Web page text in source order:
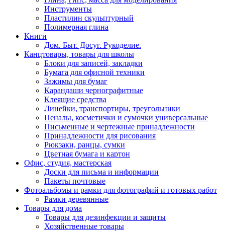
Инструменты
Пластилин скульптурный
Полимерная глина
Книги
Дом. Быт. Досуг. Рукоделие.
Канцтовары, товары для школы
Блоки для записей, закладки
Бумага для офисной техники
Зажимы для бумаг
Карандаши чернографитные
Клеящие средства
Линейки, транспортиры, треугольники
Пеналы, косметички и сумочки универсальные
Письменные и чертежные принадлежности
Принадлежности для рисования
Рюкзаки, ранцы, сумки
Цветная бумага и картон
Офис, студия, мастерская
Доски для письма и информации
Пакеты почтовые
Фотоальбомы и рамки для фотографий и готовых работ
Рамки деревянные
Товары для дома
Товары для дезинфекции и защиты
Хозяйственные товары